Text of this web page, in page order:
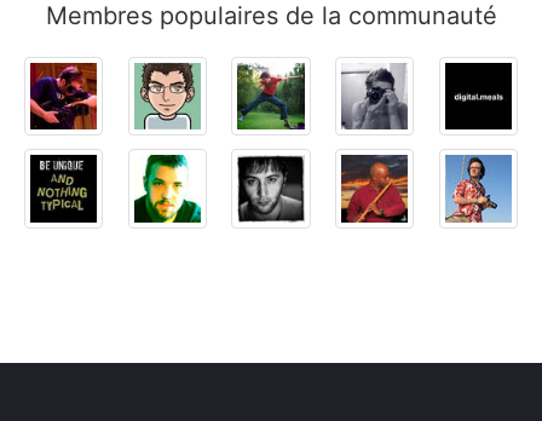
Membres populaires de la communauté